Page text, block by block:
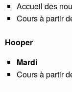
Accueil des
Cours à partir
Hooper
Mardi
Cours à partir